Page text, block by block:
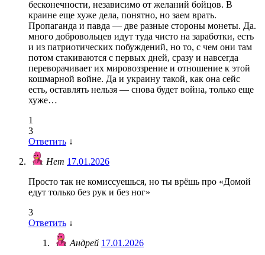
бесконечности, независимо от желаний бойцов. В
краине еще хуже дела, понятно, но заем врать.
Пропаганда и павда — две разные стороны монеты. Да.
много добровольцев идут туда чисто на заработки, есть
и из патриотических побуждений, но то, с чем они там
потом стакиваются с первых дней, сразу и навсегда
переворачивает их мировоззрение и отношение к этой
кошмарной войне. Да и украину такой, как она сейс
есть, оставлять нельзя — снова будет война, только еще
хуже…
1
3
Ответить ↓
Нет 17.01.2026
Просто так не комиссуешься, но ты врёшь про «Домой
едут только без рук и без ног»
3
Ответить ↓
Андрей 17.01.2026